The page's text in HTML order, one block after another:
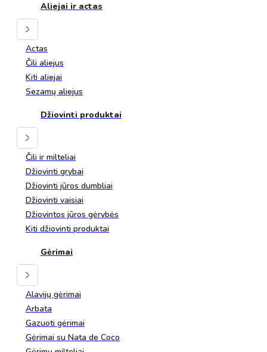
Aliejai ir actas
Actas
Čili aliejus
Kiti aliejai
Sezamų aliejus
Džiovinti produktai
Čili ir milteliai
Džiovinti grybai
Džiovinti jūros dumbliai
Džiovinti vaisiai
Džiovintos jūros gėrybės
Kiti džiovinti produktai
Gėrimai
Alavijų gėrimai
Arbata
Gazuoti gėrimai
Gėrimai su Nata de Coco